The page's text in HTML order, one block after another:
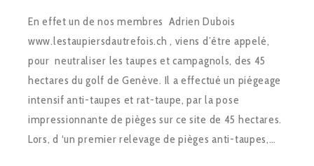
En effet un de nos membres Adrien Dubois
www.lestaupiersdautrefois.ch , viens d’être appelé,
pour neutraliser les taupes et campagnols, des 45
hectares du golf de Genève. Il a effectué un piégeage
intensif anti-taupes et rat-taupe, par la pose
impressionnante de pièges sur ce site de 45 hectares.
Lors, d ‘un premier relevage de pièges anti-taupes,…